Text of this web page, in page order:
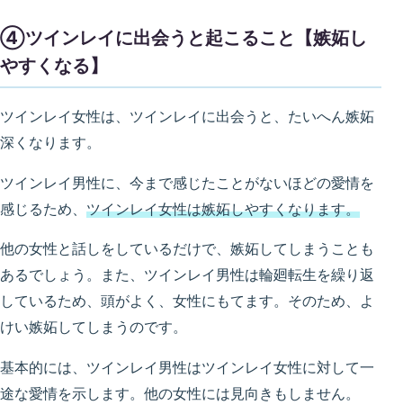
④ツインレイに出会うと起こること【嫉妬し
やすくなる】
ツインレイ女性は、ツインレイに出会うと、たいへん嫉妬
深くなります。
ツインレイ男性に、今まで感じたことがないほどの愛情を
感じるため、 ツインレイ女性は嫉妬しやすくなります。
他の女性と話しをしているだけで、嫉妬してしまうことも
あるでしょう。また、ツインレイ男性は輪廻転生を繰り返
しているため、頭がよく、女性にもてます。そのため、よ
けい嫉妬してしまうのです。
基本的には、ツインレイ男性はツインレイ女性に対して一
途な愛情を示します。他の女性には見向きもしません。